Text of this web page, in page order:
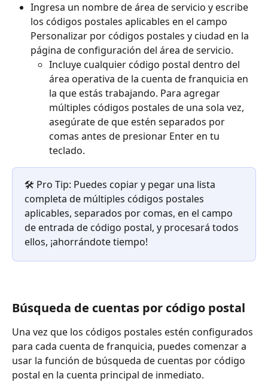
Ingresa un nombre de área de servicio y escribe
los códigos postales aplicables en el campo
Personalizar por códigos postales y ciudad en la
página de configuración del área de servicio.
Incluye cualquier código postal dentro del
área operativa de la cuenta de franquicia en
la que estás trabajando. Para agregar
múltiples códigos postales de una sola vez,
asegúrate de que estén separados por
comas antes de presionar Enter en tu
teclado.
🛠️ Pro Tip: Puedes copiar y pegar una lista
completa de múltiples códigos postales
aplicables, separados por comas, en el campo
de entrada de código postal, y procesará todos
ellos, ¡ahorrándote tiempo!
Búsqueda de cuentas por código postal
Una vez que los códigos postales estén configurados
para cada cuenta de franquicia, puedes comenzar a
usar la función de búsqueda de cuentas por código
postal en la cuenta principal de inmediato.